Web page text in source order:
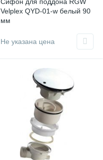
Velplex QYD-01-w белый 90
мм
Не указана цена